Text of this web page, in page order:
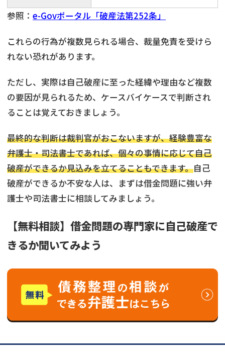
参照： e-Govポータル「破産法第252条」
これらの行為が複数見られる場合、裁量免責を受けら
れない恐れがあります。
ただし、実際は自己破産に至った経緯や理由など複数
の要因が見られるため、ケースバイケースで判断され
ることは覚えておきましょう。
最終的な判断は裁判官がおこないますが、経験豊富な
弁護士・司法書士であれば、個々の事情に応じて自己
破産ができるか見込みを立てることもできます。自己
破産ができるか不安な人は、まずは借金問題に強い弁
護士や司法書士に相談してみましょう。
【無料相談】借金問題の専門家に自己破産で
きるか聞いてみよう